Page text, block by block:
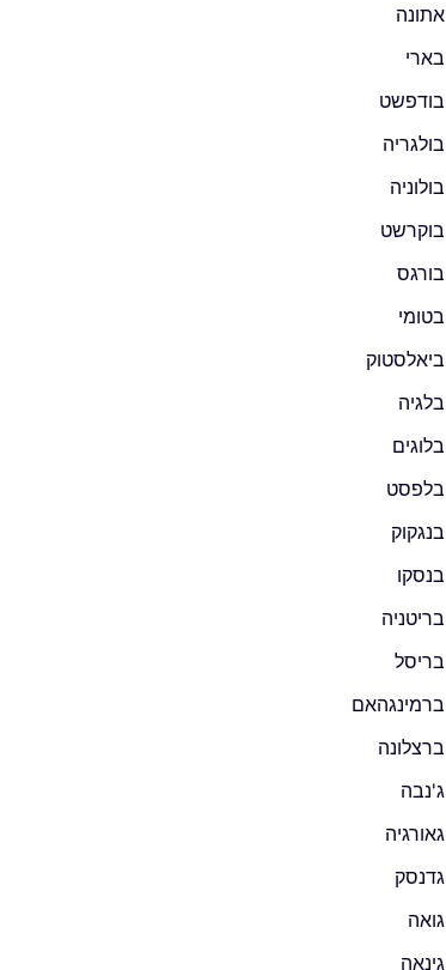
אתונה
בארי
בודפשט
בולגריה
בולוניה
בוקרשט
בורגס
בטומי
ביאלסטוק
בלגיה
בלוגים
בלפסט
בנגקוק
בנסקו
בריטניה
בריסל
ברמינגהאם
ברצלונה
ג'נבה
גאורגיה
גדנסק
גואה
גינאה